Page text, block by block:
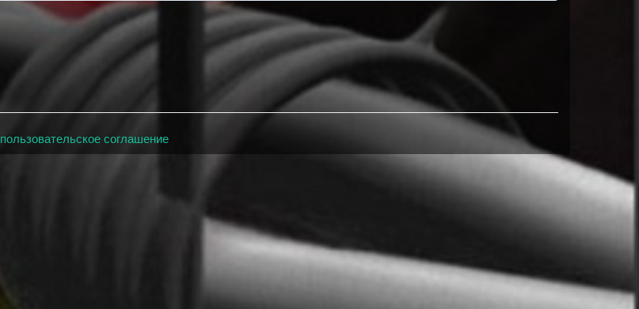
пользовательское соглашение